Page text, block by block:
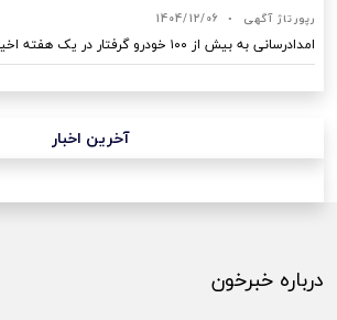
رپورتاژ آگهی •
1404/12/06
امدادرسانی به بیش از ۱۰۰ خودرو گرفتار در یک هفته اخیر در اهواز
آخرین اخبار
درباره خبرخون